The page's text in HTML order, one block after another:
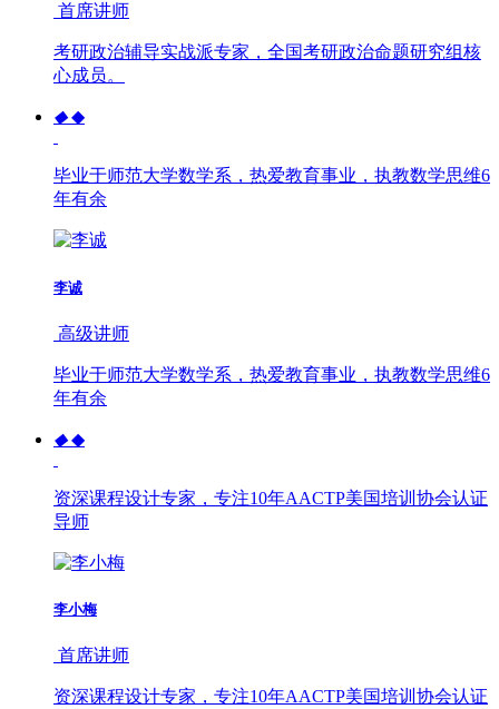
首席讲师
考研政治辅导实战派专家，全国考研政治命题研究组核
心成员。
◆ ◆
毕业于师范大学数学系，热爱教育事业，执教数学思维6
年有余
李诚
高级讲师
毕业于师范大学数学系，热爱教育事业，执教数学思维6
年有余
◆ ◆
资深课程设计专家，专注10年AACTP美国培训协会认证
导师
李小梅
首席讲师
资深课程设计专家，专注10年AACTP美国培训协会认证